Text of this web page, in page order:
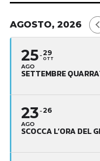
AGOSTO, 2026
25
AGO
29
OTT
SETTEMBRE
23
AGO
26
SCOCCA L’ORA DEL